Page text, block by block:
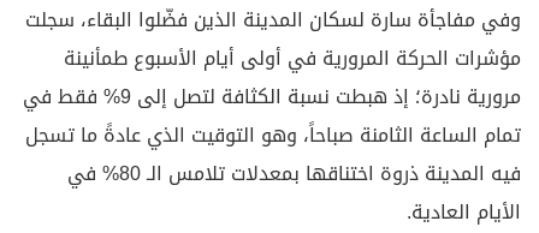
وفي مفاجأة سارة لسكان المدينة الذين فضّلوا البقاء، سجلت
مؤشرات الحركة المرورية في أولى أيام الأسبوع طمأنينة
مرورية نادرة؛ إذ هبطت نسبة الكثافة لتصل إلى 9% فقط في
تمام الساعة الثامنة صباحاً، وهو التوقيت الذي عادةً ما تسجل
فيه المدينة ذروة اختناقها بمعدلات تلامس الـ 80% في
الأيام العادية.